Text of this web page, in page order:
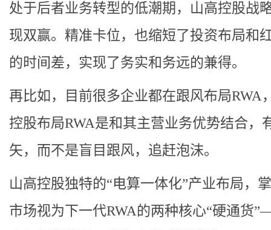
处于后者业务转型的低潮期，山高控股战
现双赢。精准卡位，也缩短了投资布局和
的时间差，实现了务实和务远的兼得。
再比如，目前很多企业都在跟风布局RWA
控股布局RWA是和其主营业务优势结合，
矢，而不是盲目跟风，追赶泡沫。
山高控股独特的“电算一体化”产业布局，
市场视为下一代RWA的两种核心“硬通货